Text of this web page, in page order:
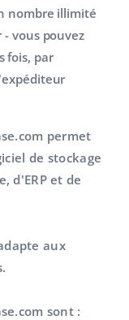
nombre illimité
vous pouvez
fois, par
permet
de stockage
d'ERP et de
aux
sont :